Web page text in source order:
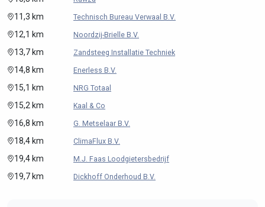
11,3 km Technisch Bureau Verwaal B.V.
12,1 km Noordzij-Brielle B.V.
13,7 km Zandsteeg Installatie Techniek
14,8 km Enerless B.V.
15,1 km NRG Totaal
15,2 km Kaal & Co
16,8 km G. Metselaar B.V.
18,4 km ClimaFlux B.V.
19,4 km M.J. Faas Loodgietersbedrijf
19,7 km Dickhoff Onderhoud B.V.